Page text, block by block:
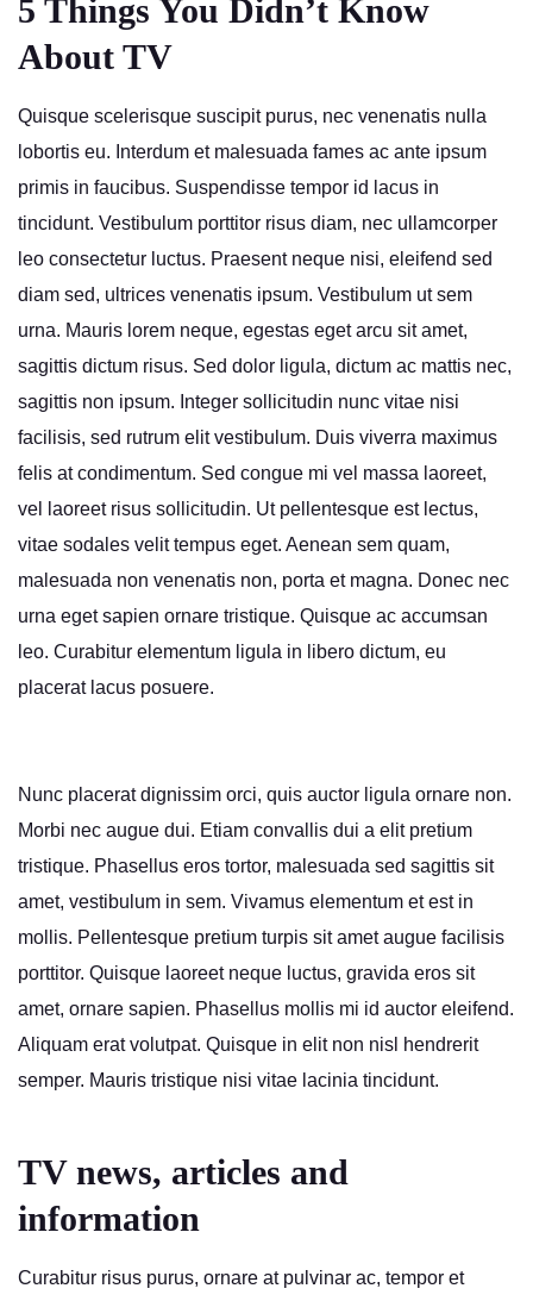
5 Things You Didn’t Know
About TV
Quisque scelerisque suscipit purus, nec venenatis nulla
lobortis eu. Interdum et malesuada fames ac ante ipsum
primis in faucibus. Suspendisse tempor id lacus in
tincidunt. Vestibulum porttitor risus diam, nec ullamcorper
leo consectetur luctus. Praesent neque nisi, eleifend sed
diam sed, ultrices venenatis ipsum. Vestibulum ut sem
urna. Mauris lorem neque, egestas eget arcu sit amet,
sagittis dictum risus. Sed dolor ligula, dictum ac mattis nec,
sagittis non ipsum. Integer sollicitudin nunc vitae nisi
facilisis, sed rutrum elit vestibulum. Duis viverra maximus
felis at condimentum. Sed congue mi vel massa laoreet,
vel laoreet risus sollicitudin. Ut pellentesque est lectus,
vitae sodales velit tempus eget. Aenean sem quam,
malesuada non venenatis non, porta et magna. Donec nec
urna eget sapien ornare tristique. Quisque ac accumsan
leo. Curabitur elementum ligula in libero dictum, eu
placerat lacus posuere.
Nunc placerat dignissim orci, quis auctor ligula ornare non.
Morbi nec augue dui. Etiam convallis dui a elit pretium
tristique. Phasellus eros tortor, malesuada sed sagittis sit
amet, vestibulum in sem. Vivamus elementum et est in
mollis. Pellentesque pretium turpis sit amet augue facilisis
porttitor. Quisque laoreet neque luctus, gravida eros sit
amet, ornare sapien. Phasellus mollis mi id auctor eleifend.
Aliquam erat volutpat. Quisque in elit non nisl hendrerit
semper. Mauris tristique nisi vitae lacinia tincidunt.
TV news, articles and
information
Curabitur risus purus, ornare at pulvinar ac, tempor et